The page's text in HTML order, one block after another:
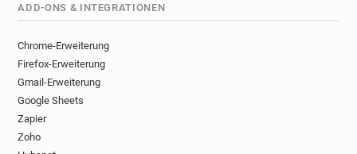
ADD-ONS & INTEGRATIONEN
Chrome-Erweiterung
Firefox-Erweiterung
Gmail-Erweiterung
Google Sheets
Zapier
Zoho